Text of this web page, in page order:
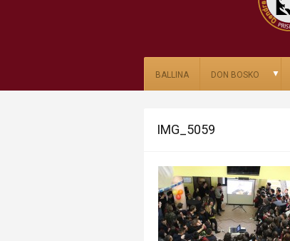
BALLINA DON BOSKO ▼
IMG_5059